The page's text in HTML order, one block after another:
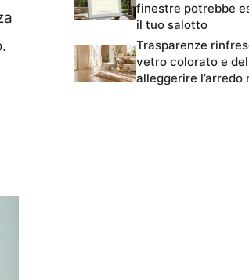
finestre potrebbe
il tuo salotto
Trasparenze
vetro colorato e
alleggerire l’arredo